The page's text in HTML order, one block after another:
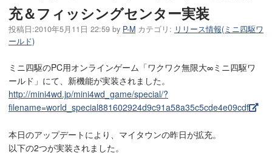
充＆フィッシングセンター実装
投稿日:2010年5月11日 22:59 by P-M カテゴリ: リリース情報(ミニ四駆ワ
ールド)
ミニ四駆のPC用オンラインゲーム「ワクワク無限大∞ミニ四駆ワ
ールド」にて、新機能が実装されました。
http://mini4wd.jp/mini4wd_game/special/?
filename=world_special881602924d9c91a58a35c5cde4e09cdf
本日のアップデートにより、マイタウンの昨日が拡充。
以下の2つが実装されました。